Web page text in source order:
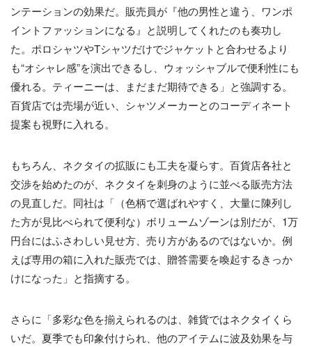
ンテーションの効果だ。販売員が『他の男性と違う、ワンポ
イントファッションになる』と説明してくれたのも奏功し
た。ポロシャツやTシャツだけでジャケットと合わせるより
も“オシャレ感”を演出できるし、ウォッシャブルで便利性にも
優れる。ティーニーは、まだまだ期待できる」と強調する。
百貨店では売場が近い、シャツメーカーとのコーディネート
提案も視野に入れる。
もちろん、ネクタイの拡販にも工夫を凝らす。百貨店各社と
交渉を始めたのが、ネクタイを刺身のように並べる販売方法
の見直しだ。同社は「（色柄で選ばれやすく、大量に陳列し
た方が見比べられて便利な）ボリュームゾーンは別だが、1万
円台にはふさわしい見せ方、売り方があるのではないか。例
えば専用の箱に入れた販売では、贈答需要を喚起するきっか
けになった」と指摘する。
さらに「多彩な色を揃えられるのは、雑貨ではネクタイくら
いだ。夏季でも印象付けられ、他のアイテムに波及効果を与